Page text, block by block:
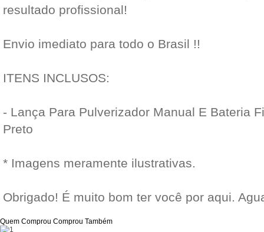
resultado profissional!
Envio imediato para todo o Brasil !!
ITENS INCLUSOS:
- Lança Para Pulverizador Manual E Bateria
Preto
* Imagens meramente ilustrativas.
Obrigado! É muito bom ter você por aqui.
Quem Comprou Comprou Também